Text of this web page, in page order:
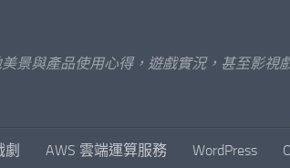
美景與產品使用心得，遊戲實況，甚至影
劇 AWS 雲端運算服務 WordPress